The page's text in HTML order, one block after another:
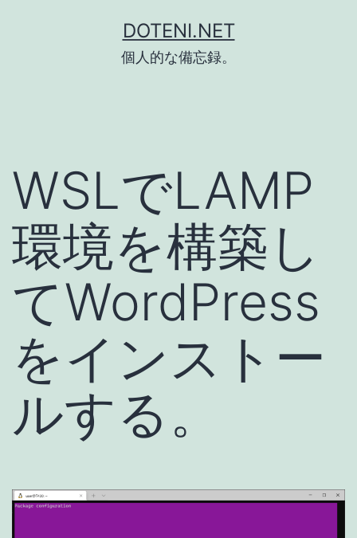
ス
ッ
プ
DOTENI.NET
個人的な備忘録。
WSLでLAMP
環境を構築し
てWordPress
をインストー
ルする。